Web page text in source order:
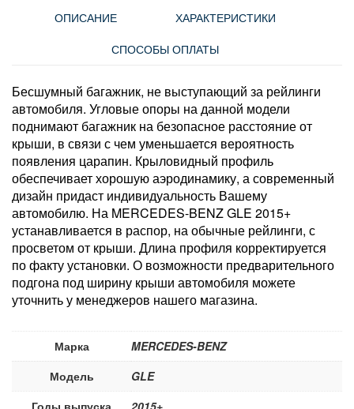
ОПИСАНИЕ
ХАРАКТЕРИСТИКИ
СПОСОБЫ ОПЛАТЫ
Бесшумный багажник, не выступающий за рейлинги
автомобиля. Угловые опоры на данной модели
поднимают багажник на безопасное расстояние от
крыши, в связи с чем уменьшается вероятность
появления царапин. Крыловидный профиль
обеспечивает хорошую аэродинамику, а современный
дизайн придаст индивидуальность Вашему
автомобилю. На MERCEDES-BENZ GLE 2015+
устанавливается в распор, на обычные рейлинги, с
просветом от крыши. Длина профиля корректируется
по факту установки. О возможности предварительного
подгона под ширину крыши автомобиля можете
уточнить у менеджеров нашего магазина.
Марка
MERCEDES-BENZ
Модель
GLE